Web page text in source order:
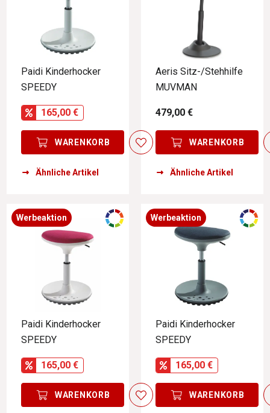
Paidi Kinderhocker
SPEEDY
165,00 €
WARENKORB
Ähnliche Artikel
Aeris Sitz-/Stehhilfe
MUVMAN
479,00 €
WARENKORB
Ähnliche Artikel
Werbeaktion
Paidi Kinderhocker
SPEEDY
165,00 €
WARENKORB
Werbeaktion
Paidi Kinderhocker
SPEEDY
165,00 €
WARENKORB